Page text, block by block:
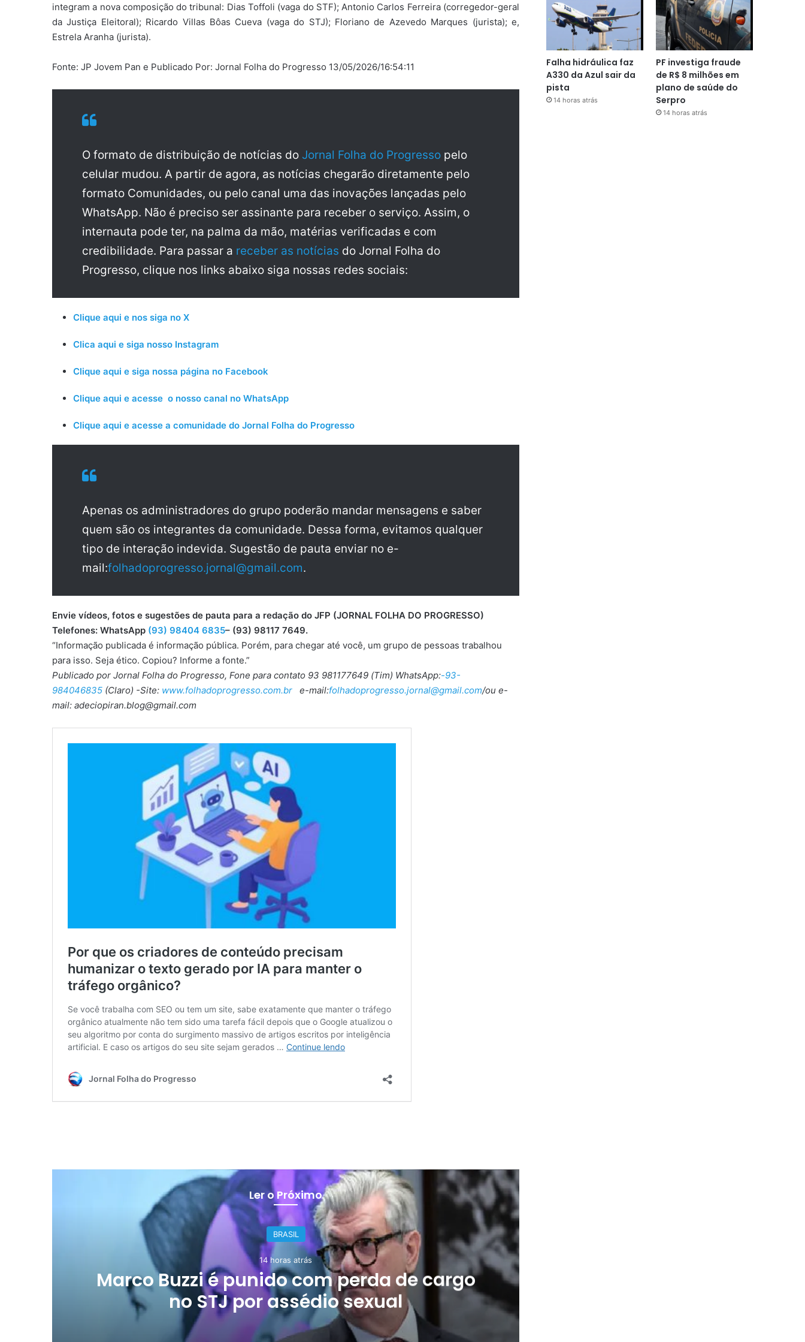
integram a nova composição do tribunal: Dias Toffoli (vaga do STF); Antonio Carlos Ferreira (corregedor-geral
da Justiça Eleitoral); Ricardo Villas Bôas Cueva (vaga do STJ); Floriano de Azevedo Marques (jurista); e,
Estrela Aranha (jurista).
Fonte: JP Jovem Pan e Publicado Por: Jornal Folha do Progresso 13/05/2026/16:54:11
O formato de distribuição de notícias do Jornal Folha do Progresso pelo
celular mudou. A partir de agora, as notícias chegarão diretamente pelo
formato Comunidades, ou pelo canal uma das inovações lançadas pelo
WhatsApp. Não é preciso ser assinante para receber o serviço. Assim, o
internauta pode ter, na palma da mão, matérias verificadas e com
credibilidade. Para passar a receber as notícias do Jornal Folha do
Progresso, clique nos links abaixo siga nossas redes sociais:
Clique aqui e nos siga no X
Clica aqui e siga nosso Instagram
Clique aqui e siga nossa página no Facebook
Clique aqui e acesse o nosso canal no WhatsApp
Clique aqui e acesse a comunidade do Jornal Folha do Progresso
Apenas os administradores do grupo poderão mandar mensagens e saber
quem são os integrantes da comunidade. Dessa forma, evitamos qualquer
tipo de interação indevida. Sugestão de pauta enviar no e-
mail:folhadoprogresso.jornal@gmail.com.
Envie vídeos, fotos e sugestões de pauta para a redação do JFP (JORNAL FOLHA DO PROGRESSO)
Telefones: WhatsApp (93) 98404 6835– (93) 98117 7649.
“Informação publicada é informação pública. Porém, para chegar até você, um grupo de pessoas trabalhou
para isso. Seja ético. Copiou? Informe a fonte.”
Publicado por Jornal Folha do Progresso, Fone para contato 93 981177649 (Tim) WhatsApp:-93-
984046835 (Claro) -Site: www.folhadoprogresso.com.br e-mail:folhadoprogresso.jornal@gmail.com/ou e-
mail: adeciopiran.blog@gmail.com
Ler o Próximo
BRASIL
14 horas atrás
Marco Buzzi é punido com perda de cargo
no STJ por assédio sexual
Falha hidráulica faz
A330 da Azul sair da
pista
14 horas atrás
PF investiga fraude
de R$ 8 milhões em
plano de saúde do
Serpro
14 horas atrás